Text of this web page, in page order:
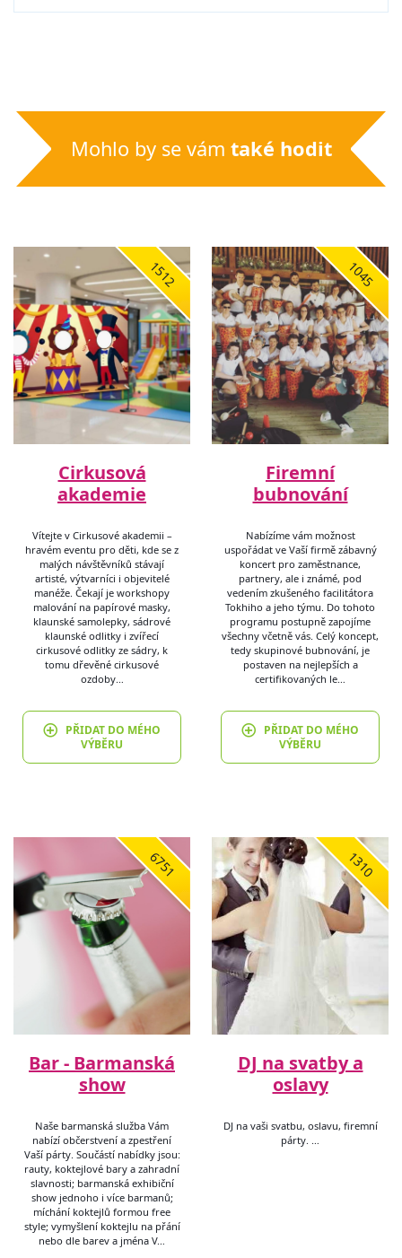
Mohlo by se vám také hodit
1512
Cirkusová
akademie
Vítejte v Cirkusové akademii –
hravém eventu pro děti, kde se z
malých návštěvníků stávají
artisté, výtvarníci i objevitelé
manéže. Čekají je workshopy
malování na papírové masky,
klaunské samolepky, sádrové
klaunské odlitky i zvířecí
cirkusové odlitky ze sádry, k
tomu dřevěné cirkusové
ozdoby…
PŘIDAT DO MÉHO
VÝBĚRU
1045
Firemní
bubnování
Nabízíme vám možnost
uspořádat ve Vaší firmě zábavný
koncert pro zaměstnance,
partnery, ale i známé, pod
vedením zkušeného facilitátora
Tokhiho a jeho týmu. Do tohoto
programu postupně zapojíme
všechny včetně vás. Celý koncept,
tedy skupinové bubnování, je
postaven na nejlepších a
certifikovaných le…
PŘIDAT DO MÉHO
VÝBĚRU
6751
Bar - Barmanská
show
Naše barmanská služba Vám
nabízí občerstvení a zpestření
Vaší párty. Součástí nabídky jsou:
rauty, koktejlové bary a zahradní
slavnosti; barmanská exhibiční
show jednoho i více barmanů;
míchání koktejlů formou free
style; vymyšlení koktejlu na přání
nebo dle barev a jména V…
1310
DJ na svatby a
oslavy
DJ na vaši svatbu, oslavu, firemní
párty. …